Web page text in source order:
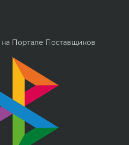
Портале Поставщиков